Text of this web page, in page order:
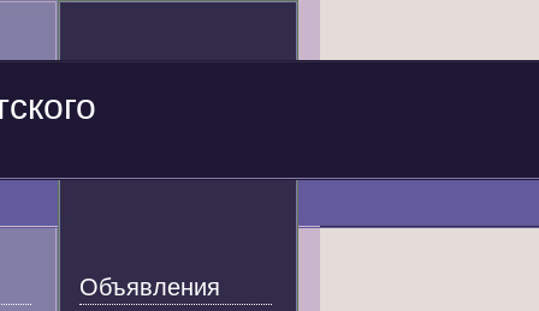
Объявления